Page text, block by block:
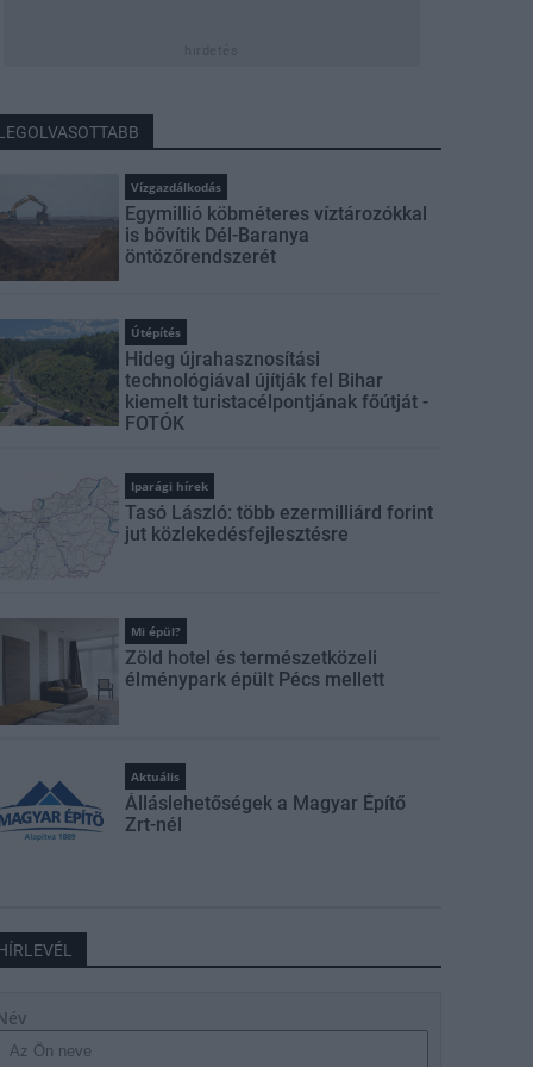
Vízgazdálkodás
Egymillió köbméteres víztározókkal
is bővítik Dél-Baranya
öntözőrendszerét
Útépítés
Hideg újrahasznosítási
technológiával újítják fel Bihar
kiemelt turistacélpontjának főútját -
FOTÓK
Iparági hírek
Tasó László: több ezermilliárd forint
jut közlekedésfejlesztésre
Mi épül?
Zöld hotel és természetközeli
élménypark épült Pécs mellett
Aktuális
Álláslehetőségek a Magyar Építő
Zrt-nél